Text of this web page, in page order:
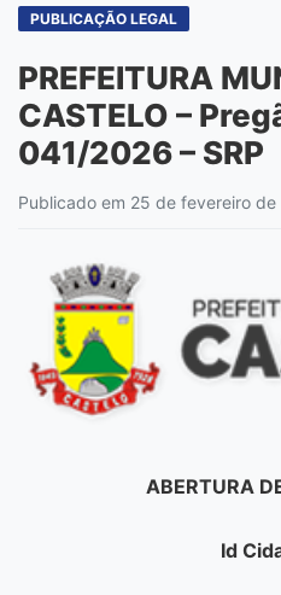
PUBLICAÇÃO LEGAL
PREFEITURA
CASTELO –
041/2026 – SRP
Publicado em 25 de fevereiro de
ABERTURA
Id